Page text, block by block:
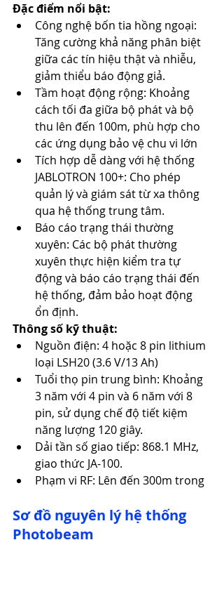
Đặc điểm nổi bật:
Công nghệ bốn tia hồng ngoại:
Tăng cường khả năng phân biệt
giữa các tín hiệu thật và nhiễu,
giảm thiểu báo động giả. ​
Tầm hoạt động rộng: Khoảng
cách tối đa giữa bộ phát và bộ
thu lên đến 100m, phù hợp cho
các ứng dụng bảo vệ chu vi lớn
Tích hợp dễ dàng với hệ thống
JABLOTRON 100+: Cho phép
quản lý và giám sát từ xa thông
qua hệ thống trung tâm. ​
Báo cáo trạng thái thường
xuyên: Các bộ phát thường
xuyên thực hiện kiểm tra tự
động và báo cáo trạng thái đến
hệ thống, đảm bảo hoạt động
ổn định. ​
Thông số kỹ thuật:
Nguồn điện: 4 hoặc 8 pin lithium
loại LSH20 (3.6 V/13 Ah)
Tuổi thọ pin trung bình: Khoảng
3 năm với 4 pin và 6 năm với 8
pin, sử dụng chế độ tiết kiệm
năng lượng 120 giây. ​
Dải tần số giao tiếp: 868.1 MHz,
giao thức JA-100.
Phạm vi RF: Lên đến 300m trong
Sơ đồ nguyên lý hệ thống
Photobeam